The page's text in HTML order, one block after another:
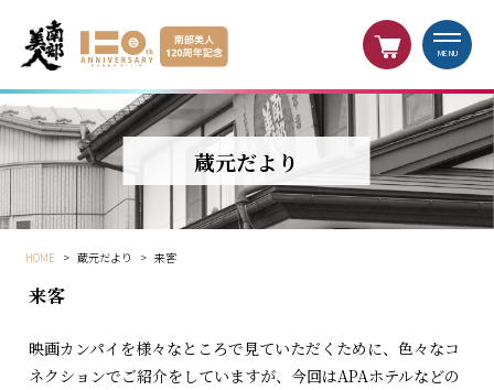
MENU
蔵元だより
HOME > 蔵元だより > 来客
来客
映画カンパイを様々なところで見ていただくために、色々なコ
ネクションでご紹介をしていますが、今回はAPAホテルなどの